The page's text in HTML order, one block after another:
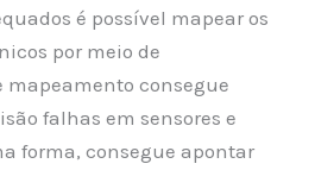
é possível mapear os
por meio de
mapeamento consegue
falhas em sensores e
forma, consegue apontar